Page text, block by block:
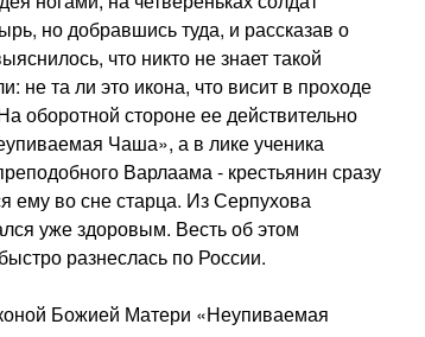
но добравшись туда, и рассказав о
что никто не знает такой
не та ли это икона, что висит в проходе
оборотной стороне ее действительно
Чаша», а в лике ученика
Варлаама - крестьянин сразу
ему во сне старца. Из Серпухова
уже здоровым. Весть об этом
разнеслась по России.
Божией Матери «Неупиваемая